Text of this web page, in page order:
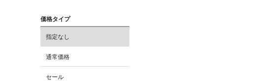
価格タイプ
指定なし
通常価格
セール